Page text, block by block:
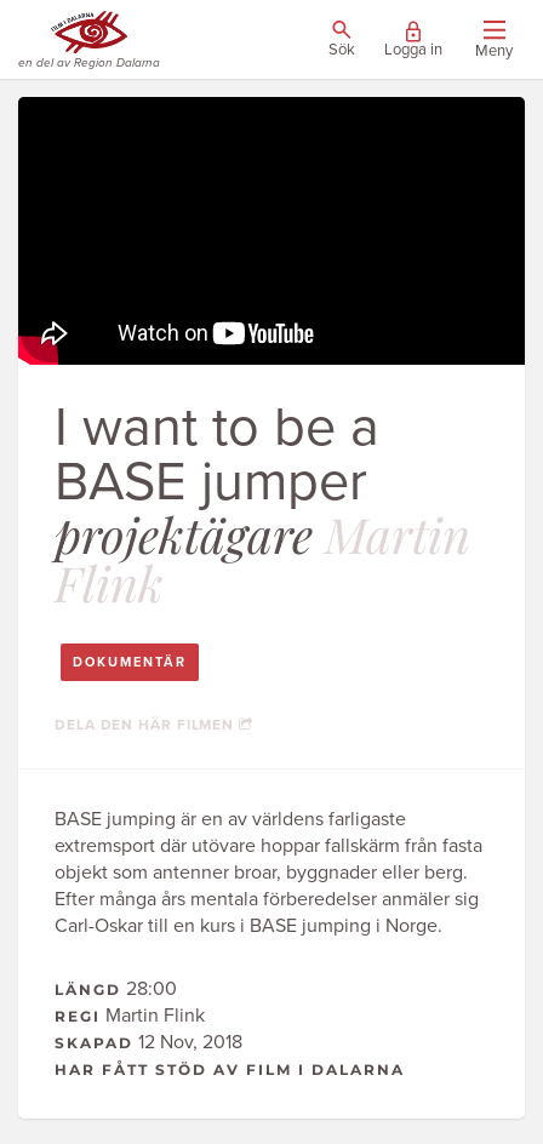
en del av Region Dalarna
Sök Logga in Meny
I want to be a
BASE jumper
projektägare Martin
Flink
DOKUMENTÄR
DELA DEN HÄR FILMEN
BASE jumping är en av världens farligaste
extremsport där utövare hoppar fallskärm från fasta
objekt som antenner broar, byggnader eller berg.
Efter många års mentala förberedelser anmäler sig
Carl-Oskar till en kurs i BASE jumping i Norge.
LÄNGD 28:00
REGI Martin Flink
SKAPAD 12 Nov, 2018
HAR FÅTT STÖD AV FILM I DALARNA